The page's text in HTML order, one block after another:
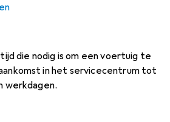
die nodig is om een voertuig te
in het servicecentrum tot
werkdagen.